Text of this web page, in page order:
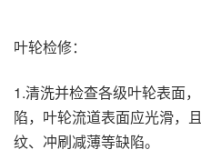
叶轮检修：
1.清洗并检查各级叶轮表面
陷，叶轮流道表面应光滑，
纹、冲刷减薄等缺陷。